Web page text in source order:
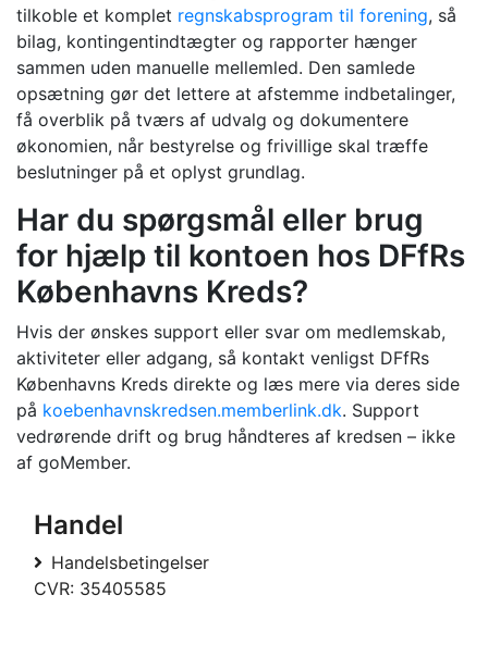
tilkoble et komplet regnskabsprogram til forening, så
bilag, kontingentindtægter og rapporter hænger
sammen uden manuelle mellemled. Den samlede
opsætning gør det lettere at afstemme indbetalinger,
få overblik på tværs af udvalg og dokumentere
økonomien, når bestyrelse og frivillige skal træffe
beslutninger på et oplyst grundlag.
Har du spørgsmål eller brug
for hjælp til kontoen hos DFfRs
Københavns Kreds?
Hvis der ønskes support eller svar om medlemskab,
aktiviteter eller adgang, så kontakt venligst DFfRs
Københavns Kreds direkte og læs mere via deres side
på koebenhavnskredsen.memberlink.dk. Support
vedrørende drift og brug håndteres af kredsen – ikke
af goMember.
Handel
Handelsbetingelser
CVR: 35405585